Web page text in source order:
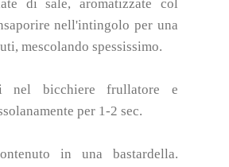
di sale, aromatizzate col
nell'intingolo per una
mescolando spessissimo.
nel bicchiere frullatore e
per 1-2 sec.
in una bastardella.